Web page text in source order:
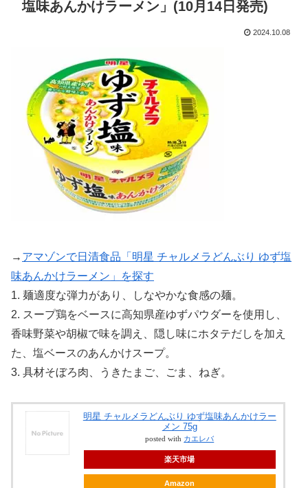
塩味あんかけラーメン」(10月14日発売)
2024.10.08
→ アマゾンで日清食品「明星 チャルメラどんぶり ゆず塩
味あんかけラーメン」を探す
1. 麺適度な弾力があり、しなやかな食感の麺。
2. スープ鶏をベースに高知県産ゆずパウダーを使用し、
香味野菜や胡椒で味を調え、隠し味にホタテだしを加え
た、塩ベースのあんかけスープ。
3. 具材そぼろ肉、うきたまご、ごま、ねぎ。
明星 チャルメラどんぶり ゆず塩味あんかけラー
メン 75g
posted with カエレバ
楽天市場
Amazon